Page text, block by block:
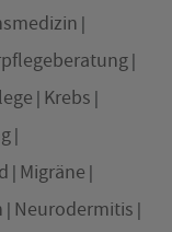
Krebs
Migräne
Neurodermitis